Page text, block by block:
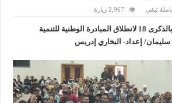
تيفي 2,967 زيارة
الاحتفال بالذكرى 18 لانطلاق المبادرة الوطنية للتنمية
سليمان/ إعداد- البخاري إدريس